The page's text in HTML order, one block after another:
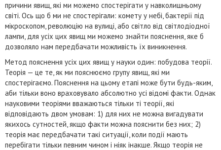
причини явищ, які ми можемо спостерігати у навколишньому
світі. Ось що б ми не спостерігали: комету у небі, бактерії під
мікроскопом, революцію на вулиці, або світло від світлодіодної
лампи, для усіх цих явищ ми можемо знайти пояснення, яке б
дозволяло нам передбачати можливість їх виникнення.
Метод пояснення усіх цих явищ у науки один: побудова теорії.
Теорія — це те, як ми пояснюємо групу явищ, які ми
спостерігаємо. Пояснення на цьому етапі може бути будь-яким,
аби тільки воно враховувало абсолютно усі відомі факти. Однак
науковими теоріями вважаються тільки ті теорії, які
відповідають двом умовам: 1) для них не можна вигадувати
якихось сутностей, якщо факти можна пояснити без них; 2)
теорія має передбачати такі ситуації, коли події мають
перебігати тільки певним чином і ніяк інакше. Якщо теорія не